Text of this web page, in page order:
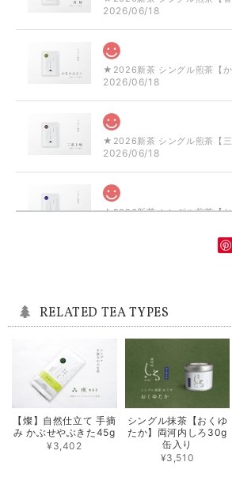
2026/06/18
★2026新茶 シングル煎茶【
2026/06/18
★2026新茶 シングル煎茶【
2026/06/18
★2026新茶 シングル煎茶【
2025/05/27
シングル煎茶【香駿】80g
2025/05/27
RELATED TEA TYPES
【燦】自然仕立て 手摘
み かぶせやぶきた45g
¥3,402
シングル抹茶【おくゆ
たか】両河内しろ30g
缶入り
¥3,510